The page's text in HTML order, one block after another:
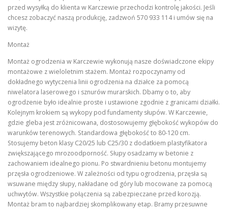
przed wysyłką do klienta w Karczewie przechodzi kontrolę jakości. Jeśli
chcesz zobaczyć naszą produkcję, zadzwoń 570 933 114 i umów się na
wizytę.
Montaż
Montaż ogrodzenia w Karczewie wykonują nasze doświadczone ekipy
montażowe z wieloletnim stażem. Montaż rozpoczynamy od
dokładnego wytyczenia linii ogrodzenia na działce za pomocą
niwelatora laserowego i sznurów murarskich. Dbamy o to, aby
ogrodzenie było idealnie proste i ustawione zgodnie z granicami działki.
Kolejnym krokiem są wykopy pod fundamenty słupów. W Karczewie,
gdzie gleba jest zróżnicowana, dostosowujemy głębokość wykopów do
warunków terenowych. Standardowa głębokość to 80-120 cm.
Stosujemy beton klasy C20/25 lub C25/30 z dodatkiem plastyfikatora
zwiększającego mrozoodporność. Słupy osadzamy w betonie z
zachowaniem idealnego pionu. Po stwardnieniu betonu montujemy
przęsła ogrodzeniowe. W zależności od typu ogrodzenia, przęsła są
wsuwane między słupy, nakładane od góry lub mocowane za pomocą
uchwytów. Wszystkie połączenia są zabezpieczane przed korozją.
Montaż bram to najbardziej skomplikowany etap. Bramy przesuwne